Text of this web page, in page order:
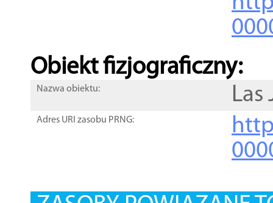
Obiekt fizjograficzny:
Nazwa obiektu:
Adres URI zasobu PRNG: